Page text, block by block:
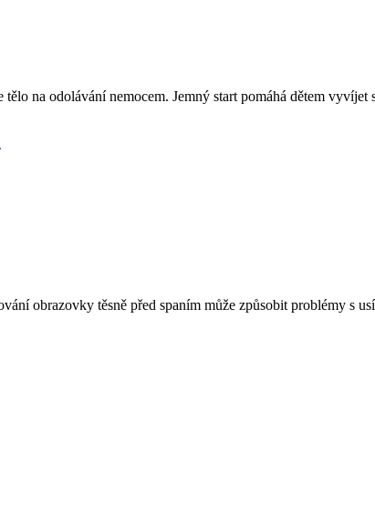
na odolávání nemocem. Jemný start pomáhá dětem
obrazovky těsně před spaním může způsobit problémy s